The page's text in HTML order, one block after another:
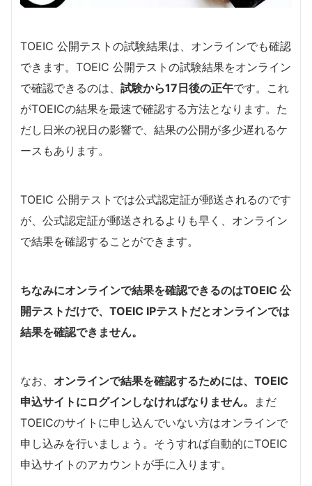
TOEIC 公開テストの試験結果は、オンラインでも確認
できます。TOEIC 公開テストの試験結果をオンライン
で確認できるのは、 試験から17日後の正午です。これ
がTOEICの結果を最速で確認する方法となります。た
だし日米の祝日の影響で、結果の公開が多少遅れるケ
ースもあります。
TOEIC 公開テストでは公式認定証が郵送されるのです
が、公式認定証が郵送されるよりも早く、オンライン
で結果を確認することができます。
ちなみにオンラインで結果を確認できるのはTOEIC 公
開テストだけで、TOEIC IPテストだとオンラインでは
結果を確認できません。
なお、 オンラインで結果を確認するためには、TOEIC
申込サイトにログインしなければなりません。
まだ
TOEICのサイトに申し込んでいない方はオンラインで
申し込みを行いましょう。そうすれば自動的にTOEIC
申込サイトのアカウントが手に入ります。